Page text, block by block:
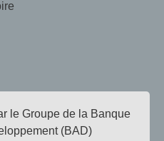
le Groupe de la Banque
(BAD)